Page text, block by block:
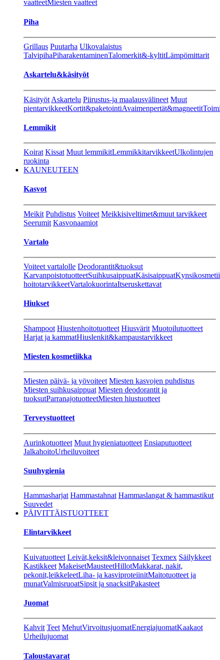
vaatteetMiesten vaatteet
Piha
Grillaus Puutarha Ulkovalaistus
TalvipihaPiharakentaminenTalomerkit&-kyltitLämpömittarit
Askartelu&käsityöt
Käsityöt Askartelu Piirustus-ja maalausvälineet Muut
pientarvikkeetKortit&paketointiAvaimenpertät&magneetit
Lemmikit
Koirat Kissat Muut lemmikitLemmikkitarvikkeetUlkolintujen
ruokinta
KAUNEUTEEN
Kasvot
Meikit Puhdistus Voiteet Meikkisiveltimet&muut tarvikkeet
Seerumit Kasvonaamiot
Vartalo
Voiteet vartalolle Deodorantit&tuoksut
KarvanpoistotuotteetSuihkusaippuatKäsisaippuat
hoitotarvikkeetVartalokuorintaItseruskettavat
Hiukset
Shampoot Hiustenhoitotuotteet Hiusvärit Muotoilutuotteet
Harjat ja kammatHiuslenkit&kampaustarvikkeet
Miesten kosmetiikka
Miesten päivä- ja yövoiteet Miesten kasvojen puhdistus
Miesten suihkusaippuat Miesten deodorantit ja
tuoksutParranajotuotteetMiesten hiustuotteet
Terveystuotteet
Aurinkotuotteet Muut hygieniatuotteet Ensiaputuotteet
JalkahoitoUrheiluvoiteet
Suuhygienia
Hammasharjat Hammastahnat Hammaslangat & hammastikut
Suuvedet
PÄIVITTÄISTUOTTEET
Elintarvikkeet
Kuivatuotteet Leivät,keksit&leivonnaiset Texmex Säilykkeet
Kastikkeet MakeisetMausteetHillotMakkarat, nakit,
pekonit,leikkeleetLiha- ja kasviproteiinitMaitotuotteet ja
munatValmisruoatSipsit ja snacksitPakasteet
Juomat
Kahvit Teet MehutVirvoitusjuomatEnergiajuomatKaakaot
Urheilujuomat
Taloustavarat